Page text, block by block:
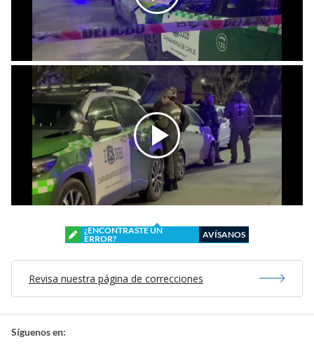
¿ENCONTRASTE UN
ERROR?
AVÍSANOS
Revisa nuestra página de correcciones
Síguenos en: